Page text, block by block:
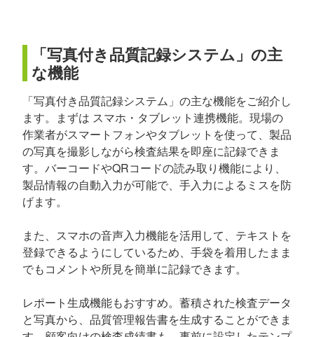
「写真付き品質記録システム」の主
な機能
「写真付き品質記録システム」の主な機能をご紹介し
ます。まずは スマホ・タブレット連携機能。現場の
作業者がスマートフォンやタブレットを使って、製品
の写真を撮影しながら検査結果を即座に記録できま
す。バーコードやQRコードの読み取り機能により、
製品情報の自動入力が可能で、手入力によるミスを防
げます。
また、スマホの音声入力機能を活用して、テキストを
登録できるようにしているため、手袋を着用したまま
でもコメントや所見を簡単に記録できます。
レポート生成機能もおすすめ。蓄積された検査データ
と写真から、品質管理報告書を生成することができま